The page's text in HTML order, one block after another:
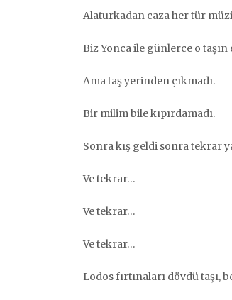
Alaturkadan caza her tür
Biz Yonca ile günlerce o
Ama taş yerinden çıkmadı.
Bir milim bile kıpırdamadı.
Sonra kış geldi sonra tekrar
Ve tekrar…
Ve tekrar…
Ve tekrar…
Lodos fırtınaları dövdü taşı,